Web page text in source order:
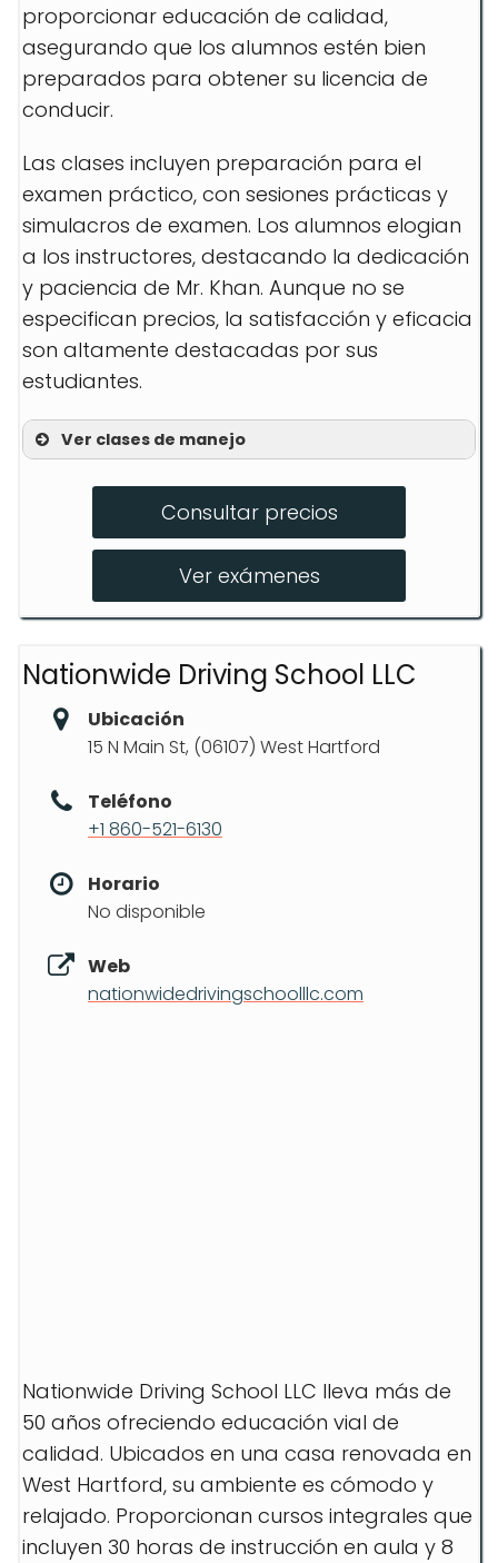
proporcionar educación de calidad,
asegurando que los alumnos estén bien
preparados para obtener su licencia de
conducir.
Las clases incluyen preparación para el
examen práctico, con sesiones prácticas y
simulacros de examen. Los alumnos elogian
a los instructores, destacando la dedicación
y paciencia de Mr. Khan. Aunque no se
especifican precios, la satisfacción y eficacia
son altamente destacadas por sus
estudiantes.
Ver clases de manejo
Preparación de exámenes
Simulacros de examen
Consultar precios
Ver exámenes
Nationwide Driving School LLC
Ubicación
15 N Main St, (06107) West Hartford
Teléfono
+1 860-521-6130
Horario
No disponible
Web
nationwidedrivingschoolllc.com
Nationwide Driving School LLC lleva más de
50 años ofreciendo educación vial de
calidad. Ubicados en una casa renovada en
West Hartford, su ambiente es cómodo y
relajado. Proporcionan cursos integrales que
incluyen 30 horas de instrucción en aula y 8